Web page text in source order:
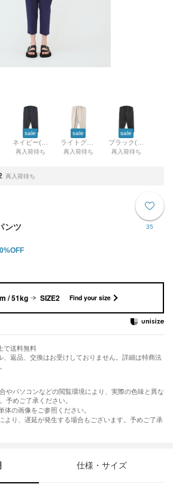
sale
再入荷待ち
sale
再入荷待ち
sale
再入荷待ち
再入荷待ち
35
ンツ
/ 51kg SIZE2 Find your size
で送料無料
、返品、交換はお受けしておりません。詳細は特商法
やパソコンなどの閲覧環境により、実際の色味と異な
予めご了承ください。
の画像をご参照ください。
より、遅延が発生する場合もございます。予めご了承
仕様・サイズ